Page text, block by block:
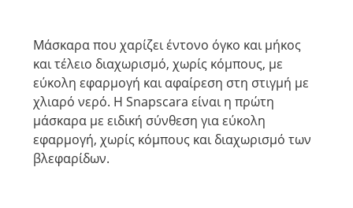
Μάσκαρα που χαρίζει έντονο όγκο και μήκος
και τέλειο διαχωρισμό, χωρίς κόμπους, με
εύκολη εφαρμογή και αφαίρεση στη στιγμή με
χλιαρό νερό. Η Snapscara είναι η πρώτη
μάσκαρα με ειδική σύνθεση για εύκολη
εφαρμογή, χωρίς κόμπους και διαχωρισμό των
βλεφαρίδων.